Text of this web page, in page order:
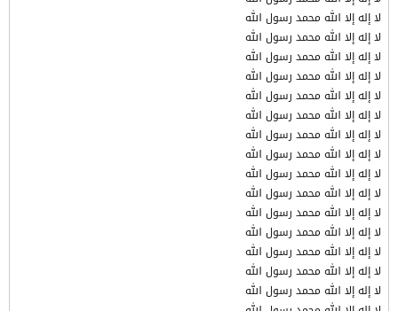
لا إله إلا الله محمد رسول الله
لا إله إلا الله محمد رسول الله
لا إله إلا الله محمد رسول الله
لا إله إلا الله محمد رسول الله
لا إله إلا الله محمد رسول الله
لا إله إلا الله محمد رسول الله
لا إله إلا الله محمد رسول الله
لا إله إلا الله محمد رسول الله
لا إله إلا الله محمد رسول الله
لا إله إلا الله محمد رسول الله
لا إله إلا الله محمد رسول الله
لا إله إلا الله محمد رسول الله
لا إله إلا الله محمد رسول الله
لا إله إلا الله محمد رسول الله
لا إله إلا الله محمد رسول الله